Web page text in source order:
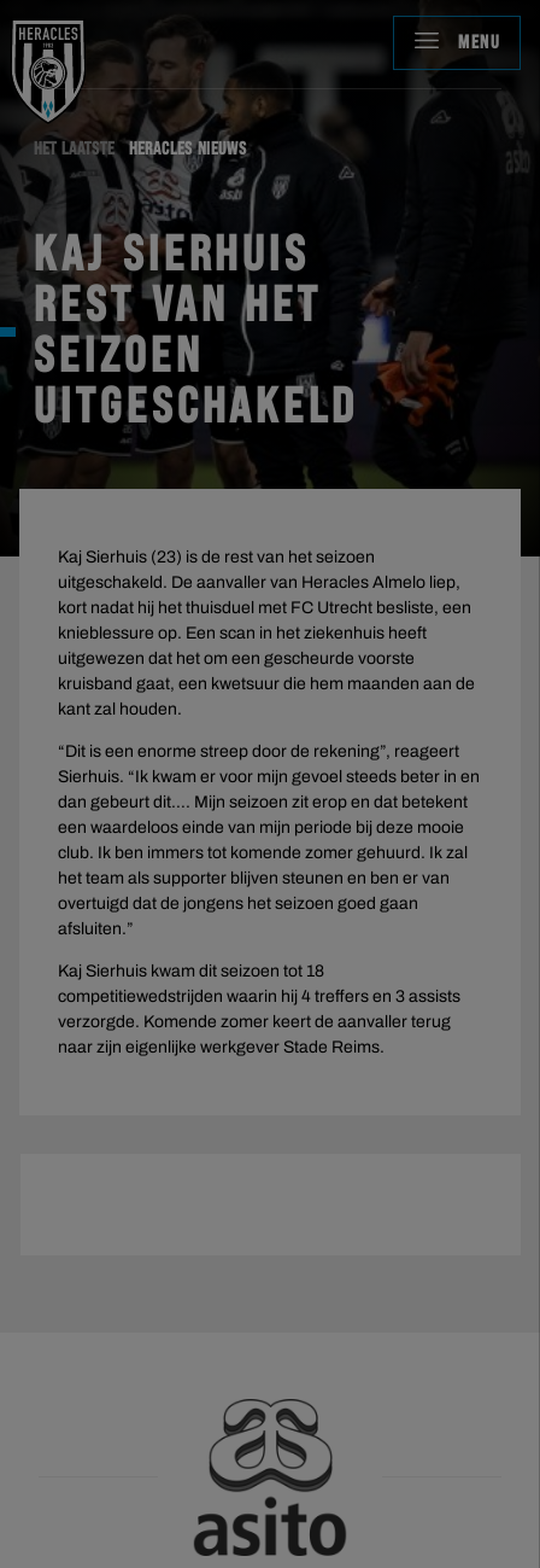
MENU
HET LAATSTE HERACLES NIEUWS
KAJ SIERHUIS
REST VAN HET
SEIZOEN
UITGESCHAKELD
Kaj Sierhuis (23) is de rest van het seizoen
uitgeschakeld. De aanvaller van Heracles Almelo liep,
kort nadat hij het thuisduel met FC Utrecht besliste, een
knieblessure op. Een scan in het ziekenhuis heeft
uitgewezen dat het om een gescheurde voorste
kruisband gaat, een kwetsuur die hem maanden aan de
kant zal houden.
“Dit is een enorme streep door de rekening”, reageert
Sierhuis. “Ik kwam er voor mijn gevoel steeds beter in en
dan gebeurt dit…. Mijn seizoen zit erop en dat betekent
een waardeloos einde van mijn periode bij deze mooie
club. Ik ben immers tot komende zomer gehuurd. Ik zal
het team als supporter blijven steunen en ben er van
overtuigd dat de jongens het seizoen goed gaan
afsluiten.”
Kaj Sierhuis kwam dit seizoen tot 18
competitiewedstrijden waarin hij 4 treffers en 3 assists
verzorgde. Komende zomer keert de aanvaller terug
naar zijn eigenlijke werkgever Stade Reims.